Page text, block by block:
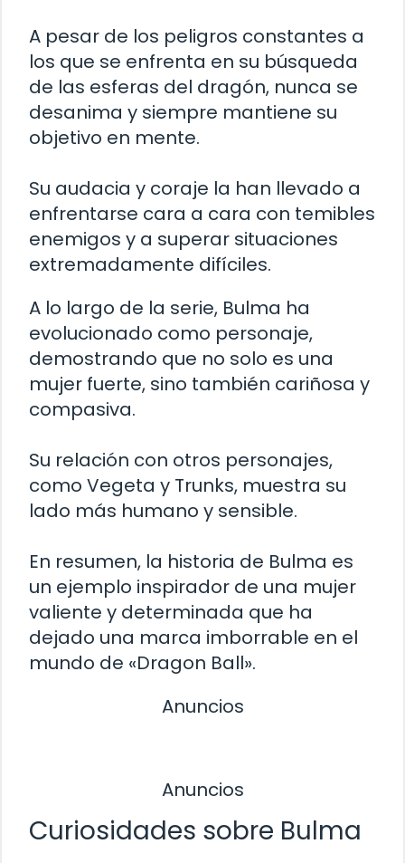
A pesar de los peligros constantes a
los que se enfrenta en su búsqueda
de las esferas del dragón, nunca se
desanima y siempre mantiene su
objetivo en mente.
Su audacia y coraje la han llevado a
enfrentarse cara a cara con temibles
enemigos y a superar situaciones
extremadamente difíciles.
A lo largo de la serie, Bulma ha
evolucionado como personaje,
demostrando que no solo es una
mujer fuerte, sino también cariñosa y
compasiva.
Su relación con otros personajes,
como Vegeta y Trunks, muestra su
lado más humano y sensible.
En resumen, la historia de Bulma es
un ejemplo inspirador de una mujer
valiente y determinada que ha
dejado una marca imborrable en el
mundo de «Dragon Ball».
Anuncios
Anuncios
Curiosidades sobre Bulma